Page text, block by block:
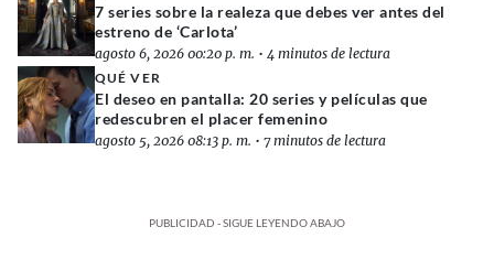
7 series sobre la realeza que debes ver antes del
estreno de ‘Carlota’
agosto 6, 2026 00:20 p. m. • 4 minutos de lectura
QUÉ VER
El deseo en pantalla: 20 series y películas que
redescubren el placer femenino
agosto 5, 2026 08:13 p. m. • 7 minutos de lectura
PUBLICIDAD - SIGUE LEYENDO ABAJO